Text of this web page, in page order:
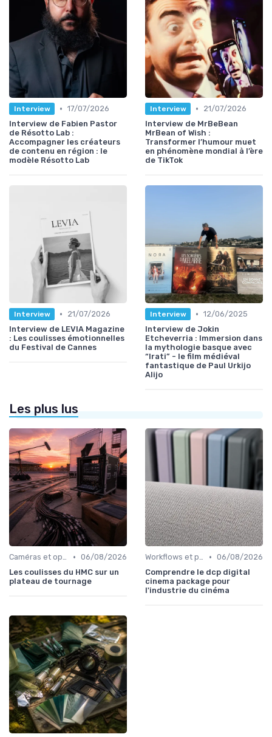
Interview • 17/07/2026
Interview de Fabien Pastor
de Résotto Lab :
Accompagner les créateurs
de contenu en région : le
modèle Résotto Lab
Interview •
21/07/2026
Interview de MrBeBean
MrBean of Wish :
Transformer l’humour muet
en phénomène mondial à l’ère
de TikTok
Interview •
21/07/2026
Interview de LEVIA Magazine
: Les coulisses émotionnelles
du Festival de Cannes
Interview • 12/06/2025
Interview de Jokin
Etcheverria : Immersion dans
la mythologie basque avec
“Irati” - le film médiéval
fantastique de Paul Urkijo
Alijo
Les plus lus
Caméras et optiques cinéma • 06/08/2026
Les coulisses du HMC sur un
plateau de tournage
Workflows et post-production • 06/08/2026
Comprendre le dcp digital
cinema package pour
l'industrie du cinéma